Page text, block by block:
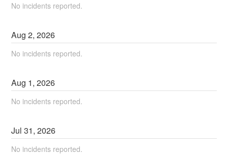
No incidents reported.
Aug2,2026
No incidents reported.
Aug 1,2026
No incidents reported.
Jul31,2026
No incidents reported.